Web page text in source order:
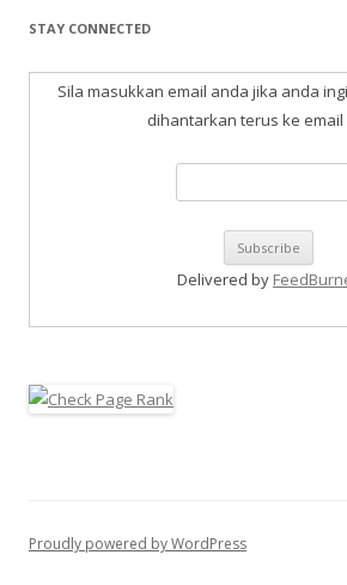
STAY CONNECTED
Sila masukkan email anda jika anda
dihantarkan terus ke email
Delivered by
Proudly powered by WordPress